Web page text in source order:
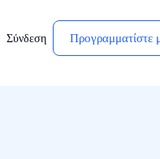
Σύνδεση Προγραμματίστε